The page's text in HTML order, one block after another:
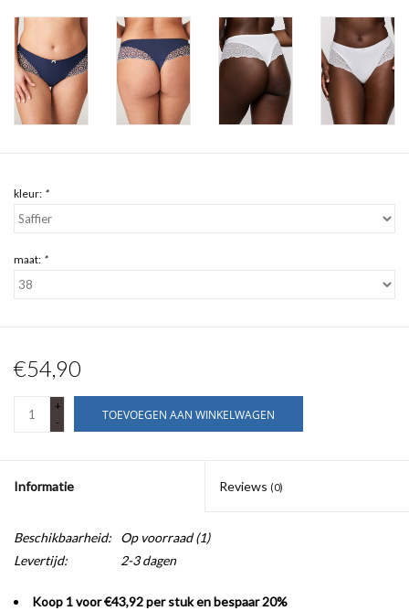
kleur: *
maat: *
€54,90
+
-
TOEVOEGEN AAN WINKELWAGEN
Informatie Reviews (0)
Beschikbaarheid: Op voorraad(1)
Levertijd:
2-3 dagen
Koop 1 voor €43,92 per stuk en bespaar 20%